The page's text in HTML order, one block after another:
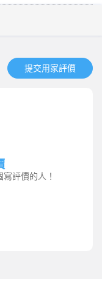
提交用家評價​
評價的人！